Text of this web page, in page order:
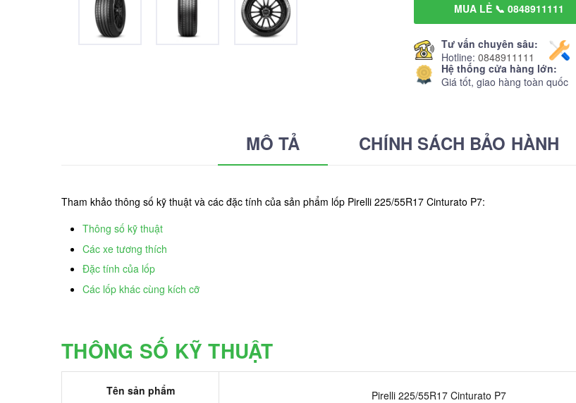
MUA LẺ 📞 0848911111
Tư vấn chuyên sâu:
Hotline: 0848911111
Hệ thống cửa hàng lớn:
Giá tốt, giao hàng toàn quốc
MÔ TẢ CHÍNH SÁCH BẢO HÀNH
Tham khảo thông số kỹ thuật và các đặc tính của sản phẩm lốp Pirelli 225/55R17 Cinturato P7:
Thông số kỹ thuật
Các xe tương thích
Đặc tính của lốp
Các lốp khác cùng kích cỡ
THÔNG SỐ KỸ THUẬT
Tên sản phẩm Pirelli 225/55R17 Cinturato P7